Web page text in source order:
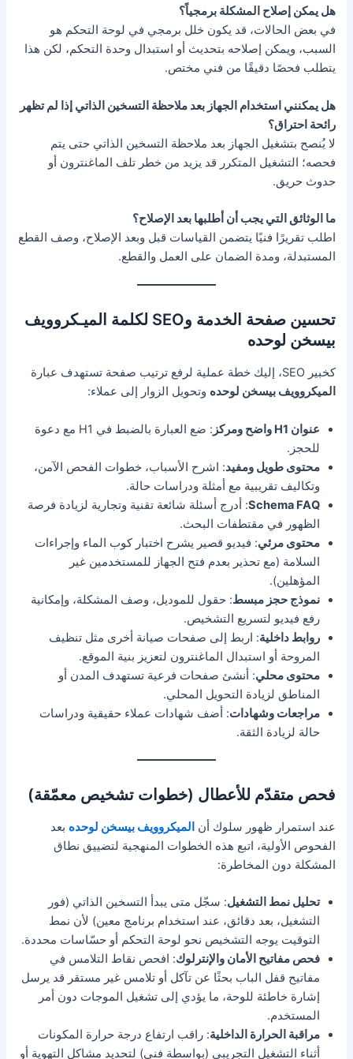
هل يمكن إصلاح المشكلة برمجياً؟
في بعض الحالات، قد يكون خلل برمجي في لوحة التحكم هو
السبب، ويمكن إصلاحه بتحديث أو استبدال وحدة التحكم، لكن هذا
يتطلب فحصًا دقيقًا من فني مختص.
هل يمكنني استخدام الجهاز بعد ملاحظة التسخين الذاتي إذا لم تظهر
رائحة احتراق؟
لا يُنصح بتشغيل الجهاز بعد ملاحظة التسخين الذاتي حتى يتم
فحصه؛ التشغيل المتكرر قد يزيد من خطر تلف الماغنترون أو
حدوث حريق.
ما الوثائق التي يجب أن أطلبها بعد الإصلاح؟
اطلب تقريرًا فنيًا يتضمن القياسات قبل وبعد الإصلاح، وصف القطع
المستبدلة، ومدة الضمان على العمل والقطع.
تحسين صفحة الخدمة وSEO لكلمة الميـكروويف
بيسخن لوحده
كخبير SEO، إليك خطة عملية لرفع ترتيب صفحة تستهدف عبارة
الميكروويف بيسخن لوحده وتحويل الزوار إلى عملاء:
عنوان H1 واضح ومركز
: ضع العبارة بالضبط في H1 مع دعوة
للحجز.
محتوى طويل ومفيد: اشرح الأسباب، خطوات الفحص الآمن،
وتكاليف تقريبية مع أمثلة ودراسات حالة.
Schema FAQ: أدرج أسئلة شائعة تقنية وتجارية لزيادة فرصة
الظهور في مقتطفات البحث.
محتوى مرئي: فيديو قصير يشرح اختبار كوب الماء وإجراءات
السلامة (مع تحذير بعدم فتح الجهاز للمستخدمين غير
المؤهلين).
نموذج حجز مبسط: حقول للموديل، وصف المشكلة، وإمكانية
رفع فيديو لتسريع التشخيص.
روابط داخلية: اربط إلى صفحات صيانة أخرى مثل تنظيف
المروحة أو استبدال الماغنترون لتعزيز بنية الموقع.
محتوى محلي: أنشئ صفحات فرعية تستهدف المدن أو
المناطق لزيادة التحويل المحلي.
مراجعات وشهادات: أضف شهادات عملاء حقيقية ودراسات
حالة لزيادة الثقة.
فحص متقدّم للأعطال (خطوات تشخيص معمّقة)
عند استمرار ظهور سلوك أن الميكروويف بيسخن لوحده بعد
الفحوص الأولية، اتبع هذه الخطوات المنهجية لتضييق نطاق
المشكلة دون المخاطرة:
تحليل نمط التشغيل: سجّل متى يبدأ التسخين الذاتي (فور
التشغيل، بعد دقائق، عند استخدام برنامج معين) لأن نمط
التوقيت يوجه التشخيص نحو لوحة التحكم أو حسّاسات محددة.
فحص مفاتيح الأمان والإنترلوك: افحص نقاط التلامس في
مفاتيح قفل الباب بحثًا عن تآكل أو تلامس غير مستقر قد يرسل
إشارة خاطئة للوحة، ما يؤدي إلى تشغيل الموجات دون أمر
المستخدم.
مراقبة الحرارة الداخلية: راقب ارتفاع درجة حرارة المكونات
أثناء التشغيل التجريبي (بواسطة فني) لتحديد مشاكل التهوية أو